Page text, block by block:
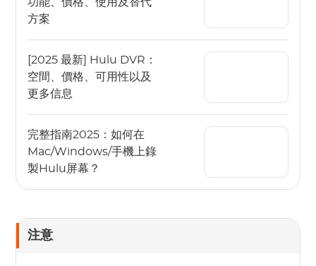
方案
[2025 最新] Hulu DVR：
空間、價格、可用性以及
更多信息
完整指南2025：如何在
Mac/Windows/手機上錄
製Hulu屏幕？
注意